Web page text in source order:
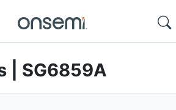
| SG6859A